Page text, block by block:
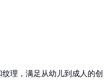
理，满足从幼儿到成人的创